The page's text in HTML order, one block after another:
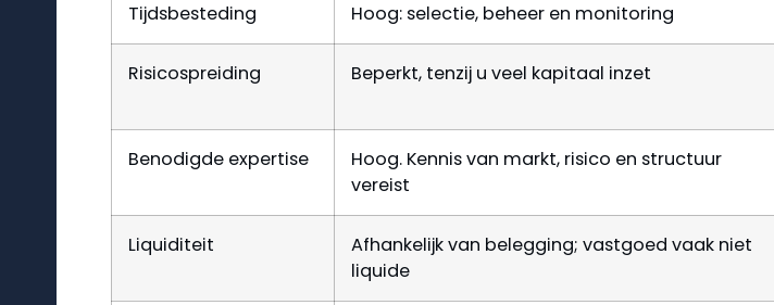
Tijdsbesteding Hoog: selectie, beheer en monitoring
Risicospreiding Beperkt, tenzij u veel kapitaal inzet
Benodigde expertise
Hoog. Kennis van markt, risico en structuur
vereist
Liquiditeit
Afhankelijk van belegging; vastgoed vaak niet
liquide